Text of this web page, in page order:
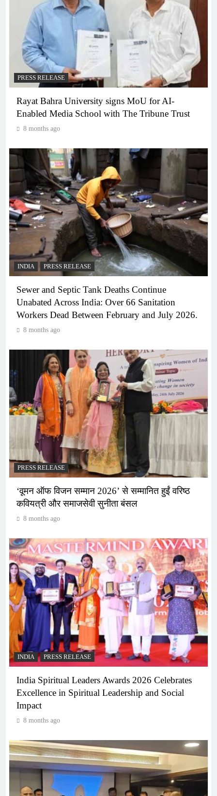
PRESS RELEASE
Rayat Bahra University signs MoU for AI-
Enabled Media School with The Tribune Trust
8 months ago
INDIA PRESS RELEASE
Sewer and Septic Tank Deaths Continue
Unabated Across India: Over 66 Sanitation
Workers Dead Between February and July 2026.
8 months ago
PRESS RELEASE
‘वूमन ऑफ विजन सम्मान 2026’ से सम्मानित हुईं वरिष्ठ
कवियत्री और समाजसेवी सुनीता बंसल
8 months ago
INDIA PRESS RELEASE
India Spiritual Leaders Awards 2026 Celebrates
Excellence in Spiritual Leadership and Social
Impact
8 months ago